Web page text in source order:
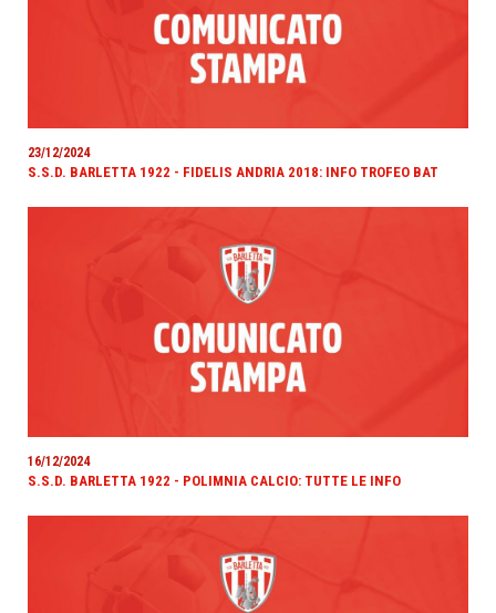
23/12/2024
S.S.D. BARLETTA 1922 - FIDELIS ANDRIA 2018: INFO TROFEO BAT
16/12/2024
S.S.D. BARLETTA 1922 - POLIMNIA CALCIO: TUTTE LE INFO